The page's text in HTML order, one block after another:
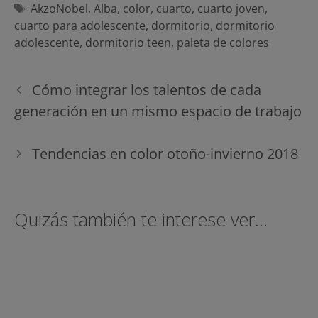
Etiquetas
AkzoNobel, Alba, color, cuarto, cuarto joven,
cuarto para adolescente, dormitorio, dormitorio
adolescente, dormitorio teen, paleta de colores
Navegación
entradas
Cómo integrar los talentos de cada
generación en un mismo espacio de trabajo
Tendencias en color otoño-invierno 2018
Quizás también te interese ver...